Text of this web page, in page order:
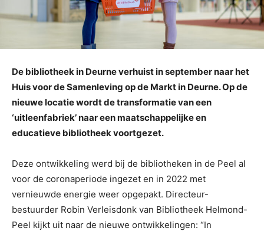
De bibliotheek in Deurne verhuist in september naar het
Huis voor de Samenleving op de Markt in Deurne. Op de
nieuwe locatie wordt de transformatie van een
‘uitleenfabriek’ naar een maatschappelijke en
educatieve bibliotheek voortgezet.
Deze ontwikkeling werd bij de bibliotheken in de Peel al
voor de coronaperiode ingezet en in 2022 met
vernieuwde energie weer opgepakt. Directeur-
bestuurder Robin Verleisdonk van Bibliotheek Helmond-
Peel kijkt uit naar de nieuwe ontwikkelingen: “In